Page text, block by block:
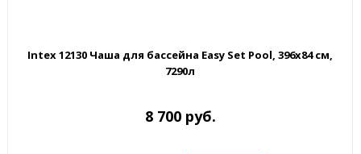
Intex 12130 Чаша для бассейна Easy Set Pool, 396х84 см,
7290л
8 700 руб.